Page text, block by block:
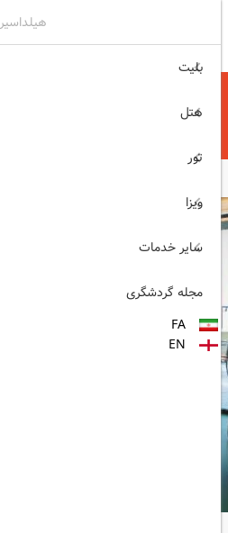
۰۲۱۷۷۶۵۵۹۶۰
هیلداسیر
بلیت
هتل
تور
ویزا
سایر خدمات
مجله گردشگری
FA
EN